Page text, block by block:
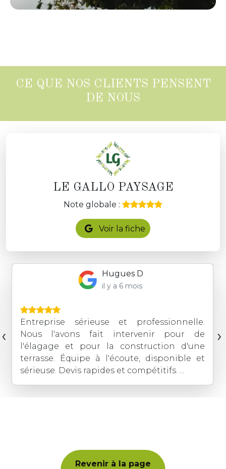
CE QUE NOS CLIENTS PENSENT
DE NOUS
LE GALLO PAYSAGE
Note globale :
Voir la fiche
Hugues D
il y a 6 mois
Entreprise sérieuse et professionnelle.
Nous l'avons fait intervenir pour de
l'élagage et pour la construction d'une
terrasse. Équipe à l'écoute, disponible et
sérieuse. Devis rapides et compétitifs. ...
‹ ›
Revenir à la page